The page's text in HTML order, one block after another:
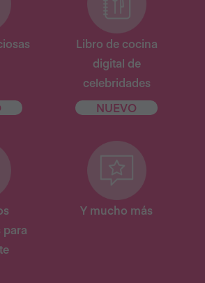
Libro de cocina
digital de
celebridades
NUEVO
Y mucho más